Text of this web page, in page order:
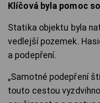
Klíčová byla pomoc
Statika objektu byla
vedlejší pozemek.
a podepření.
„Samotné podepření
touto cestou